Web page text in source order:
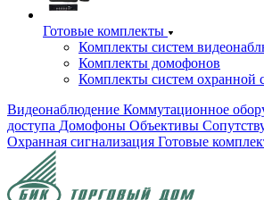
Готовые комплекты
Комплекты систем
Комплекты домофонов
Комплекты систем охранной
Видеонаблюдение Коммутационное
доступа Домофоны Объективы
Охранная сигнализация Готовые